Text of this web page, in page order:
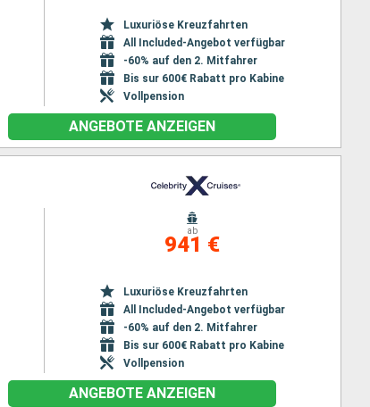
Luxuriöse Kreuzfahrten
All Included-Angebot verfügbar
-60% auf den 2. Mitfahrer
Bis sur 600€ Rabatt pro Kabine
Vollpension
ANGEBOTE ANZEIGEN
ab
941 €
Luxuriöse Kreuzfahrten
All Included-Angebot verfügbar
-60% auf den 2. Mitfahrer
Bis sur 600€ Rabatt pro Kabine
Vollpension
ANGEBOTE ANZEIGEN